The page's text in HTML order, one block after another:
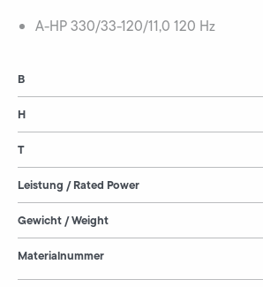
A-HP 330/33-120/11,0 120 Hz
B
H
T
Leistung / Rated Power
Gewicht / Weight
Materialnummer